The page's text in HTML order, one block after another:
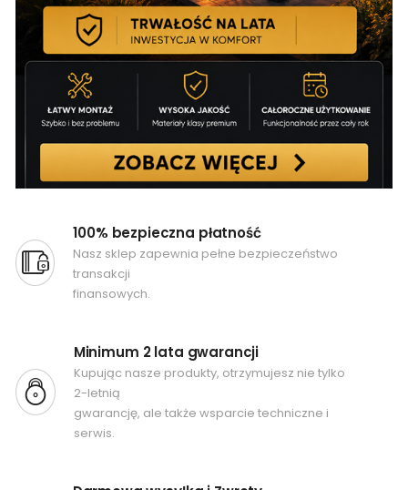
100% bezpieczna płatność
Nasz sklep zapewnia pełne bezpieczeństwo
transakcji
finansowych.
Minimum 2 lata gwarancji
Kupując nasze produkty, otrzymujesz nie tylko
2-letnią
gwarancję, ale także wsparcie techniczne i
serwis.